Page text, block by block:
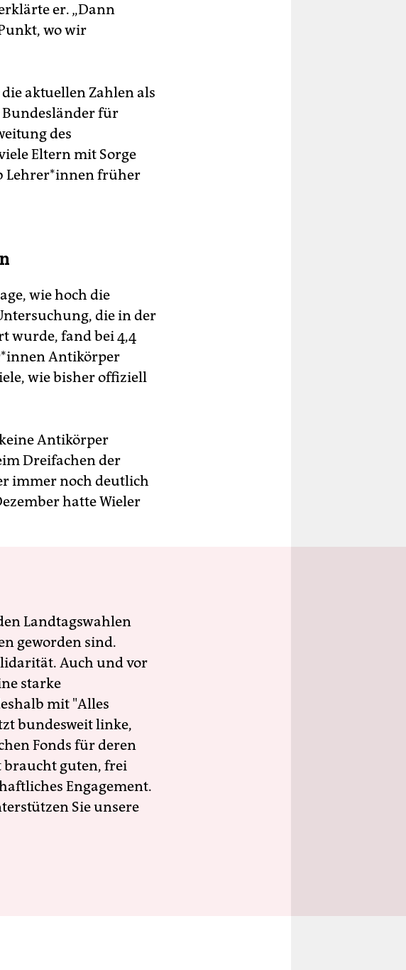
er. „Dann
wo wir
aktuellen Zahlen als
für
des
Eltern mit Sorge
Leh­re­r*in­nen früher
wie hoch die
die in der
wurde, fand bei 4,4
Antikörper
wie bisher offiziell
Antikörper
Dreifachen der
immer noch deutlich
hatte Wieler
Landtagswahlen
geworden sind.
Auch und vor
starke
mit "Alles
bundesweit linke,
Fonds für deren
braucht guten, frei
Engagement.
Sie unsere